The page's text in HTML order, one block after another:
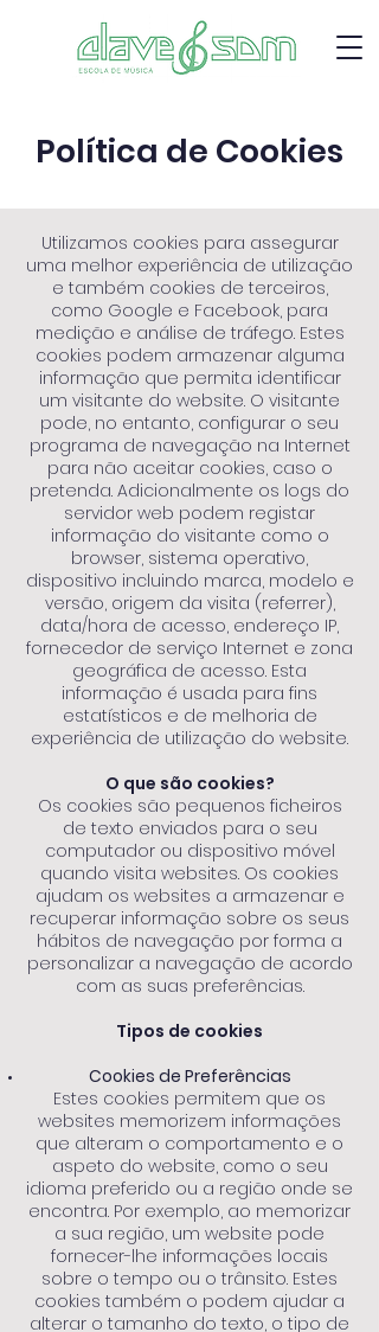
Política de Cookies
Utilizamos cookies para assegurar
uma melhor experiência de utilização
e também cookies de terceiros,
como Google e Facebook, para
medição e análise de tráfego. Estes
cookies podem armazenar alguma
informação que permita identificar
um visitante do website. O visitante
pode, no entanto, configurar o seu
programa de navegação na Internet
para não aceitar cookies, caso o
pretenda. Adicionalmente os logs do
servidor web podem registar
informação do visitante como o
browser, sistema operativo,
dispositivo incluindo marca, modelo e
versão, origem da visita (referrer),
data/hora de acesso, endereço IP,
fornecedor de serviço Internet e zona
geográfica de acesso. Esta
informação é usada para fins
estatísticos e de melhoria de
experiência de utilização do website.
O que são cookies?
Os cookies são pequenos ficheiros
de texto enviados para o seu
computador ou dispositivo móvel
quando visita websites. Os cookies
ajudam os websites a armazenar e
recuperar informação sobre os seus
hábitos de navegação por forma a
personalizar a navegação de acordo
com as suas preferências.
Tipos de cookies
Cookies de Preferências
Estes cookies permitem que os
websites memorizem informações
que alteram o comportamento e o
aspeto do website, como o seu
idioma preferido ou a região onde se
encontra. Por exemplo, ao memorizar
a sua região, um website pode
fornecer-lhe informações locais
sobre o tempo ou o trânsito. Estes
cookies também o podem ajudar a
alterar o tamanho do texto, o tipo de